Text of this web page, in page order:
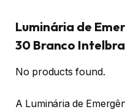
Luminária de
30 Branco
No products found.
A Luminária de